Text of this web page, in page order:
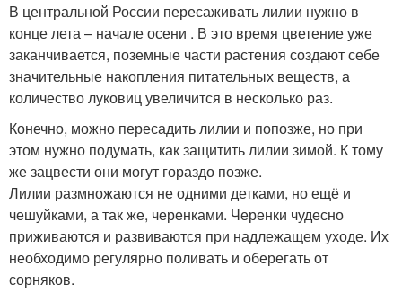
В центральной России пересаживать лилии нужно в
конце лета – начале осени . В это время цветение уже
заканчивается, поземные части растения создают себе
значительные накопления питательных веществ, а
количество луковиц увеличится в несколько раз.
Конечно, можно пересадить лилии и попозже, но при
этом нужно подумать, как защитить лилии зимой. К тому
же зацвести они могут гораздо позже.
Лилии размножаются не одними детками, но ещё и
чешуйками, а так же, черенками. Черенки чудесно
приживаются и развиваются при надлежащем уходе. Их
необходимо регулярно поливать и оберегать от
сорняков.